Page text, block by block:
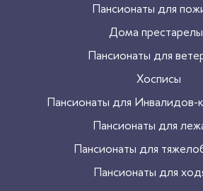
Пансионаты для
Дома
Пансионаты для
Хосписы
Пансионаты для Инвалидов-
Пансионаты для
Пансионаты для
Пансионаты для